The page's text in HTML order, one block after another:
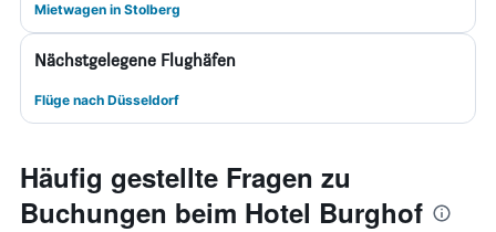
Mietwagen in Stolberg
Nächstgelegene Flughäfen
Flüge nach Düsseldorf
Häufig gestellte Fragen zu
Buchungen beim Hotel Burghof